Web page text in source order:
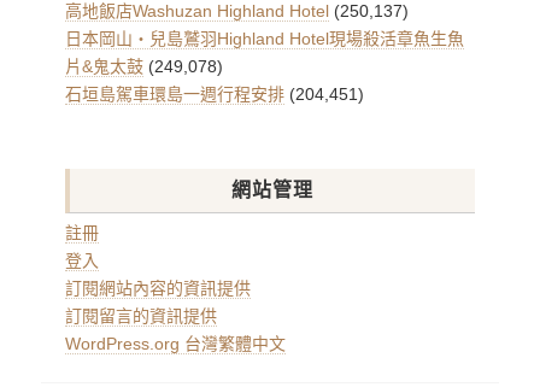
高地飯店Washuzan Highland Hotel (250,137)
日本岡山・兒島鷲羽Highland Hotel現場殺活章魚生魚
片&鬼太鼓 (249,078)
石垣島駕車環島一週行程安排 (204,451)
網站管理
註冊
登入
訂閱網站內容的資訊提供
訂閱留言的資訊提供
WordPress.org 台灣繁體中文